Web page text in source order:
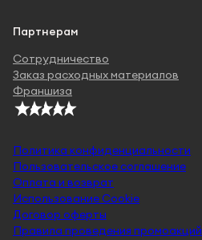
Партнерам
Сотрудничество
Заказ расходных материалов
Франшиза
Политика конфиденциальности
Пользовательское соглашение
Оплата и возврат
Использование Cookie
Договор оферты
Правила проведения промоакций